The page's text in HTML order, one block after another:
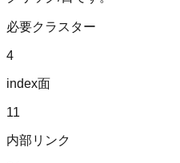
必要クラスター
4
index面
11
内部リンク